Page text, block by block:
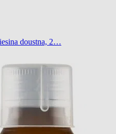
doustna, 2…